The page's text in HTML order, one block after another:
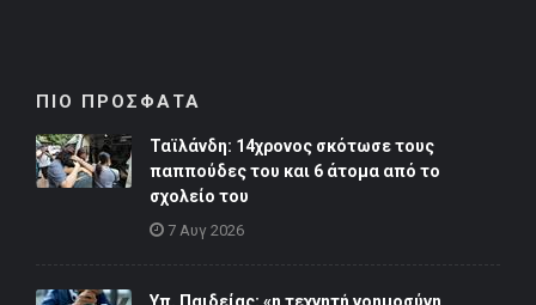
ΠΙΟ ΠΡΟΣΦΑΤΑ
Ταϊλάνδη: 14χρονος σκότωσε τους
παππούδες του και 6 άτομα από το
σχολείο του
7 Αυγ 2026